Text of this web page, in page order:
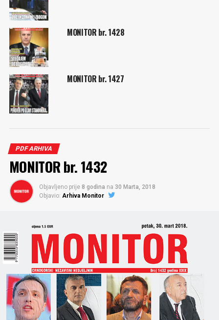
MONITOR br. 1428
MONITOR br. 1427
PDF ARHIVA
MONITOR br. 1432
Objavljeno prije 8 godina na 30 Marta, 2018
Objavio: Arhiva Monitor